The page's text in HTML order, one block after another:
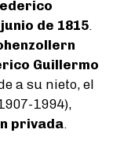
de 1815
Guillermo
a su nieto, el
1994),
privada